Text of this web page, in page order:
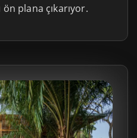
plana çıkarıyor.